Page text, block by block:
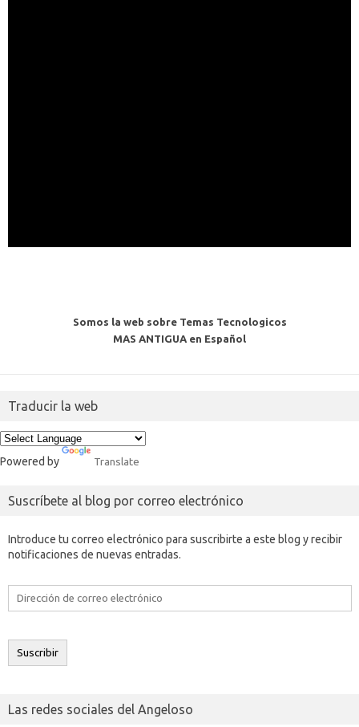
Somos la web sobre Temas Tecnologicos
MAS ANTIGUA en Español
Traducir la web
Powered by Translate
Suscríbete al blog por correo electrónico
Introduce tu correo electrónico para suscribirte a este blog y recibir
notificaciones de nuevas entradas.
Dirección
electrónico
Suscribir
Las redes sociales del Angeloso